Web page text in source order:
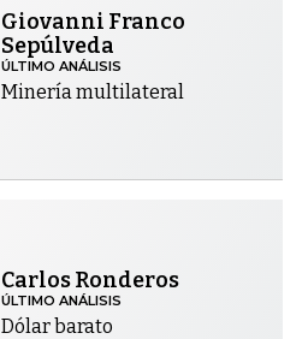
Giovanni Franco
Sepúlveda
ÚLTIMO ANÁLISIS
Minería multilateral
Carlos Ronderos
ÚLTIMO ANÁLISIS
Dólar barato